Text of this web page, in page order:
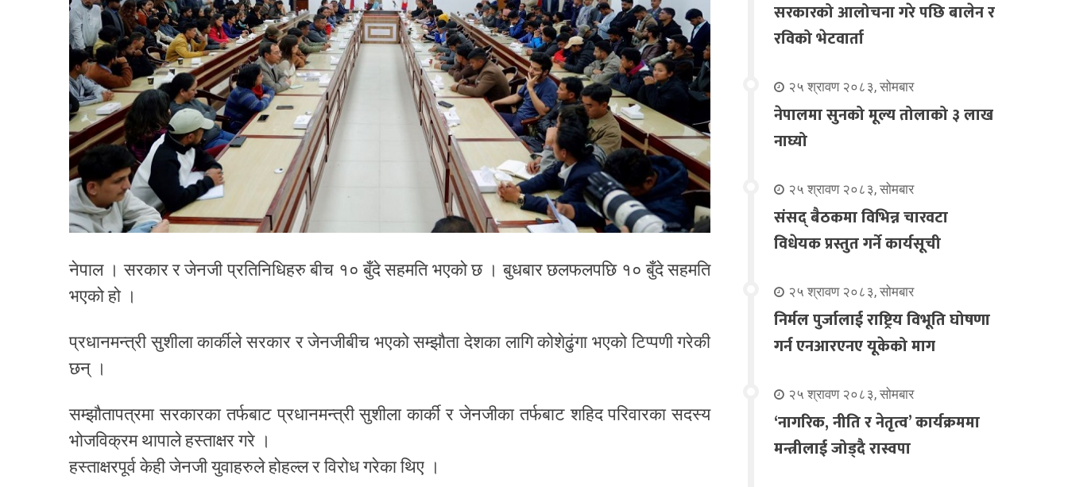
नेपाल । सरकार र जेनजी प्रतिनिधिहरु बीच १० बुँदे सहमति भएको छ । बुधबार छलफलपछि १० बुँदे सहमति
भएको हो ।
प्रधानमन्त्री सुशीला कार्कीले सरकार र जेनजीबीच भएको सम्झौता देशका लागि कोशेढुंगा भएको टिप्पणी गरेकी
छन् ।
सम्झौतापत्रमा सरकारका तर्फबाट प्रधानमन्त्री सुशीला कार्की र जेनजीका तर्फबाट शहिद परिवारका सदस्य
भोजविक्रम थापाले हस्ताक्षर गरे ।
हस्ताक्षरपूर्व केही जेनजी युवाहरुले होहल्ल र विरोध गरेका थिए ।
सरकारको आलोचना गरे पछि बालेन र
रविको भेटवार्ता
२५ श्रावण २०८३, सोमबार
नेपालमा सुनको मूल्य तोलाको ३ लाख
नाघ्यो
२५ श्रावण २०८३, सोमबार
संसद् बैठकमा विभिन्न चारवटा
विधेयक प्रस्तुत गर्ने कार्यसूची
२५ श्रावण २०८३, सोमबार
निर्मल पुर्जालाई राष्ट्रिय विभूति घोषणा
गर्न एनआरएनए यूकेको माग
२५ श्रावण २०८३, सोमबार
‘नागरिक, नीति र नेतृत्व’ कार्यक्रममा
मन्त्रीलाई जोड्दै रास्वपा